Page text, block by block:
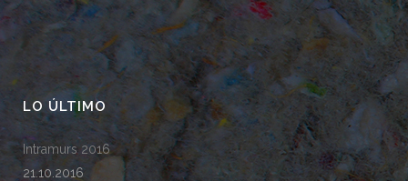
LO ÚLTIMO
Intramurs 2016
21.10.2016